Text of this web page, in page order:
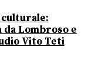
da Lombroso e
Vito Teti